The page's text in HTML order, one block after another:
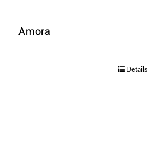
Amora
Details